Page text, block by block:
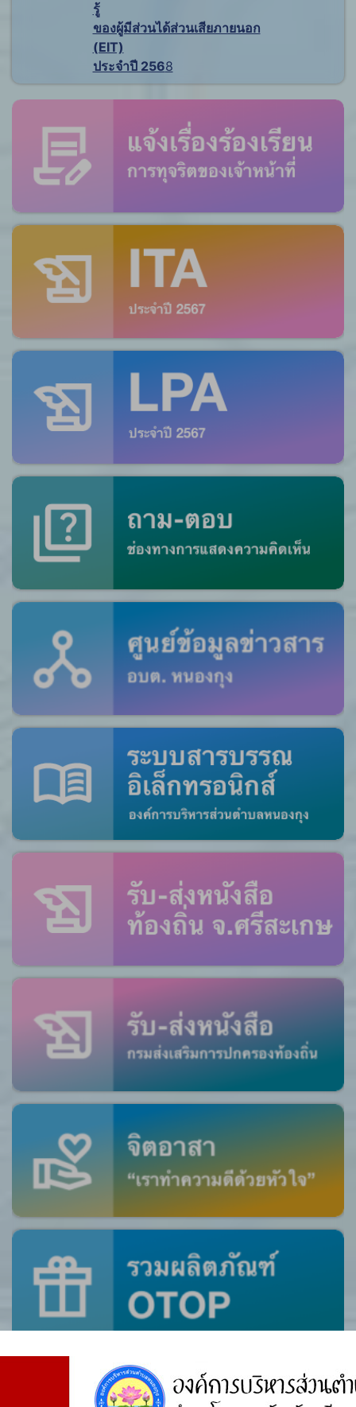
รู้
ของผู้มีส่วนได้ส่วนเสียภายนอก
(EIT)
ประจำปี 2568